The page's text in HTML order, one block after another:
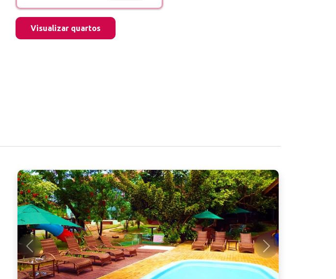
Visualizar quartos
Anterior Próximo